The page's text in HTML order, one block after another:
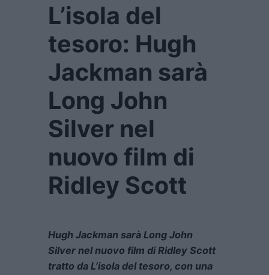
L’isola del
tesoro: Hugh
Jackman sarà
Long John
Silver nel
nuovo film di
Ridley Scott
Hugh Jackman sarà Long John
Silver nel nuovo film di Ridley Scott
tratto da L’isola del tesoro, con una